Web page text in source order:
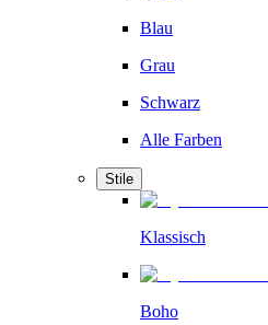
Blau
Grau
Schwarz
Alle Farben
Stile
Klassisch
Boho